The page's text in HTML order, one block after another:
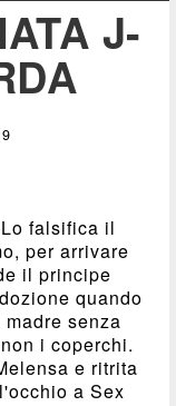
J-
falsifica il
per arrivare
il principe
quando
senza
i coperchi.
e ritrita
a Sex